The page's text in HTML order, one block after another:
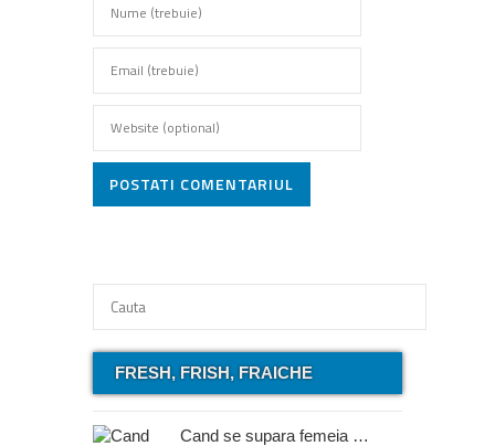
POSTATI COMENTARIUL
FRESH, FRISH, FRAICHE
Cand se supara femeia …